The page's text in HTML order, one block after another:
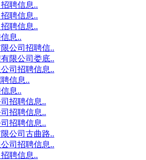
聘信息..
聘信息..
聘信息..
息..
公司招聘信..
限公司娄底..
司招聘信息..
信息..
息..
招聘信息..
招聘信息..
招聘信息..
公司古曲路..
司招聘信息..
聘信息..